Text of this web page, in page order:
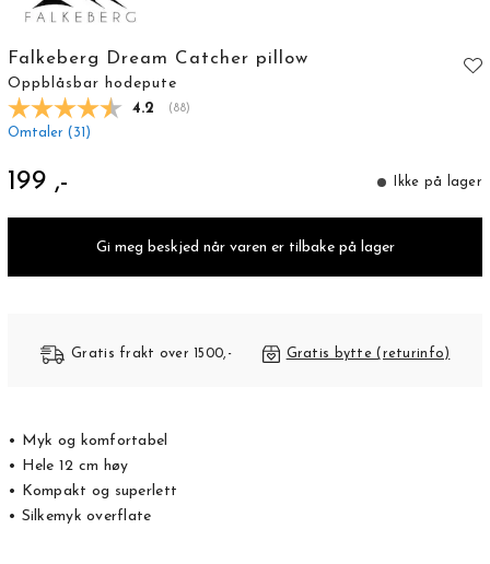
Falkeberg Dream Catcher pillow
Oppblåsbar hodepute
Gjennomsnittskarakter:
4.2 (stemmer:
88)
Omtaler ( 31 )
199 ,- Ikke på lager
Gi meg beskjed når varen er tilbake på lager
Gratis frakt over 1500,- Gratis bytte (returinfo)
• Myk og komfortabel
• Hele 12 cm høy
• Kompakt og superlett
• Silkemyk overflate